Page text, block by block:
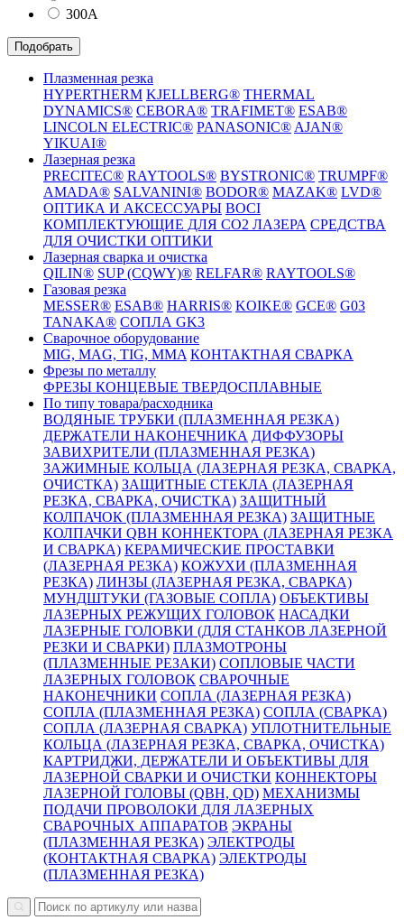
300А
Подобрать
Плазменная резка
HYPERTHERM KJELLBERG® THERMAL
DYNAMICS® CEBORA® TRAFIMET® ESAB®
LINCOLN ELECTRIC® PANASONIC® AJAN®
YIKUAI®
Лазерная резка
PRECITEC® RAYTOOLS® BYSTRONIC® TRUMPF®
AMADA® SALVANINI® BODOR® MAZAK® LVD®
ОПТИКА И АКСЕССУАРЫ BOCI
КОМПЛЕКТУЮЩИЕ ДЛЯ CO2 ЛАЗЕРА СРЕДСТВА
ДЛЯ ОЧИСТКИ ОПТИКИ
Лазерная сварка и очистка
QILIN® SUP (CQWY)® RELFAR® RAYTOOLS®
Газовая резка
MESSER® ESAB® HARRIS® KOIKE® GCE® G03
TANAKA® СОПЛА GK3
Сварочное оборудование
MIG, MAG, TIG, MMA КОНТАКТНАЯ СВАРКА
Фрезы по металлу
ФРЕЗЫ КОНЦЕВЫЕ ТВЕРДОСПЛАВНЫЕ
По типу товара/расходника
ВОДЯНЫЕ ТРУБКИ (ПЛАЗМЕННАЯ РЕЗКА)
ДЕРЖАТЕЛИ НАКОНЕЧНИКА ДИФФУЗОРЫ
ЗАВИХРИТЕЛИ (ПЛАЗМЕННАЯ РЕЗКА)
ЗАЖИМНЫЕ КОЛЬЦА (ЛАЗЕРНАЯ РЕЗКА, СВАРКА,
ОЧИСТКА) ЗАЩИТНЫЕ СТЕКЛА (ЛАЗЕРНАЯ
РЕЗКА, СВАРКА, ОЧИСТКА) ЗАЩИТНЫЙ
КОЛПАЧОК (ПЛАЗМЕННАЯ РЕЗКА) ЗАЩИТНЫЕ
КОЛПАЧКИ QBH КОННЕКТОРА (ЛАЗЕРНАЯ РЕЗКА
И СВАРКА) КЕРАМИЧЕСКИЕ ПРОСТАВКИ
(ЛАЗЕРНАЯ РЕЗКА) КОЖУХИ (ПЛАЗМЕННАЯ
РЕЗКА) ЛИНЗЫ (ЛАЗЕРНАЯ РЕЗКА, СВАРКА)
МУНДШТУКИ (ГАЗОВЫЕ СОПЛА) ОБЪЕКТИВЫ
ЛАЗЕРНЫХ РЕЖУЩИХ ГОЛОВОК НАСАДКИ
ЛАЗЕРНЫЕ ГОЛОВКИ (ДЛЯ СТАНКОВ ЛАЗЕРНОЙ
РЕЗКИ И СВАРКИ) ПЛАЗМОТРОНЫ
(ПЛАЗМЕННЫЕ РЕЗАКИ) СОПЛОВЫЕ ЧАСТИ
ЛАЗЕРНЫХ ГОЛОВОК СВАРОЧНЫЕ
НАКОНЕЧНИКИ СОПЛА (ЛАЗЕРНАЯ РЕЗКА)
СОПЛА (ПЛАЗМЕННАЯ РЕЗКА) СОПЛА (СВАРКА)
СОПЛА (ЛАЗЕРНАЯ СВАРКА) УПЛОТНИТЕЛЬНЫЕ
КОЛЬЦА (ЛАЗЕРНАЯ РЕЗКА, СВАРКА, ОЧИСТКА)
КАРТРИДЖИ, ДЕРЖАТЕЛИ И ОБЪЕКТИВЫ ДЛЯ
ЛАЗЕРНОЙ СВАРКИ И ОЧИСТКИ КОННЕКТОРЫ
ЛАЗЕРНОЙ ГОЛОВЫ (QBH, QD) МЕХАНИЗМЫ
ПОДАЧИ ПРОВОЛОКИ ДЛЯ ЛАЗЕРНЫХ
СВАРОЧНЫХ АППАРАТОВ ЭКРАНЫ
(ПЛАЗМЕННАЯ РЕЗКА) ЭЛЕКТРОДЫ
(КОНТАКТНАЯ СВАРКА) ЭЛЕКТРОДЫ
(ПЛАЗМЕННАЯ РЕЗКА)